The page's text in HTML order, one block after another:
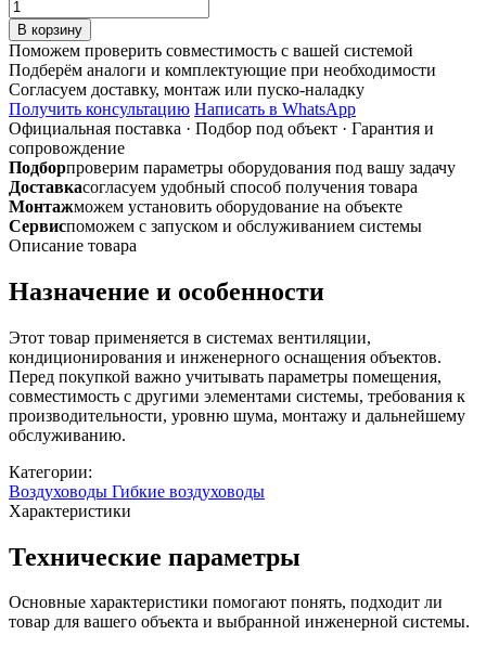
товара
Гибкий
шумоглушитель
Акустик
Vent-
style
AFC-
X
160
L=1000
В корзину
Поможем проверить совместимость с вашей системой
Подберём аналоги и комплектующие при необходимости
Согласуем доставку, монтаж или пуско-наладку
Получить консультацию Написать в WhatsApp
Официальная поставка · Подбор под объект · Гарантия и
сопровождение
Подборпроверим параметры оборудования под вашу задачу
Доставкасогласуем удобный способ получения товара
Монтажможем установить оборудование на объекте
Сервиспоможем с запуском и обслуживанием системы
Описание товара
Назначение и особенности
Этот товар применяется в системах вентиляции,
кондиционирования и инженерного оснащения объектов.
Перед покупкой важно учитывать параметры помещения,
совместимость с другими элементами системы, требования к
производительности, уровню шума, монтажу и дальнейшему
обслуживанию.
Категории:
Воздуховоды Гибкие воздуховоды
Характеристики
Технические параметры
Основные характеристики помогают понять, подходит ли
товар для вашего объекта и выбранной инженерной системы.